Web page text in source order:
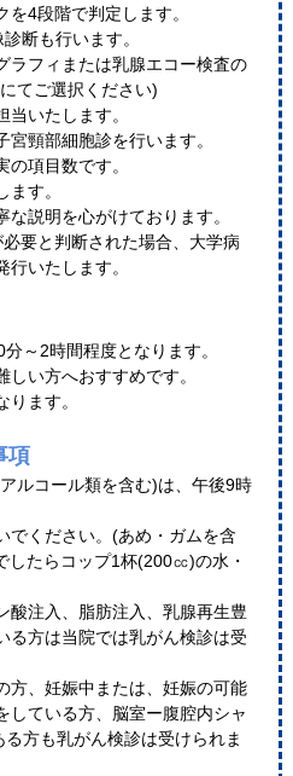
4段階で判定します。
断も行います。
フィまたは乳腺エコー検査の
てご選択ください)
いたします。
頸部細胞診を行います。
項目数です。
す。
説明を心がけております。
要と判断された場合、大学病
いたします。
～2時間程度となります。
い方へおすすめです。
ます。
項
ルコール類を含む)は、午後9時
ください。(あめ・ガムを含
たらコップ1杯(200㏄)の水・
注入、脂肪注入、乳腺再生豊
る方は当院では乳がん検診は受
、妊娠中または、妊娠の可能
している方、脳室ー腹腔内シャ
方も乳がん検診は受けられま